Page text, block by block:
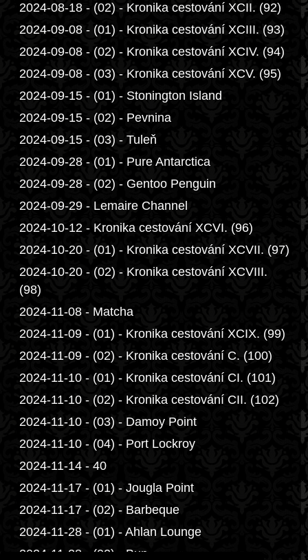
2024-08-18 - (02) - Kronika cestování XCII. (92)
2024-09-08 - (01) - Kronika cestování XCIII. (93)
2024-09-08 - (02) - Kronika cestování XCIV. (94)
2024-09-08 - (03) - Kronika cestování XCV. (95)
2024-09-15 - (01) - Stonington Island
2024-09-15 - (02) - Pevnina
2024-09-15 - (03) - Tuleň
2024-09-28 - (01) - Pure Antarctica
2024-09-28 - (02) - Gentoo Penguin
2024-09-29 - Lemaire Channel
2024-10-12 - Kronika cestování XCVI. (96)
2024-10-20 - (01) - Kronika cestování XCVII. (97)
2024-10-20 - (02) - Kronika cestování XCVIII.
(98)
2024-11-08 - Matcha
2024-11-09 - (01) - Kronika cestování XCIX. (99)
2024-11-09 - (02) - Kronika cestování C. (100)
2024-11-10 - (01) - Kronika cestování CI. (101)
2024-11-10 - (02) - Kronika cestování CII. (102)
2024-11-10 - (03) - Damoy Point
2024-11-10 - (04) - Port Lockroy
2024-11-14 - 40
2024-11-17 - (01) - Jougla Point
2024-11-17 - (02) - Barbeque
2024-11-28 - (01) - Ahlan Lounge
2024-11-28 - (02) - Bun